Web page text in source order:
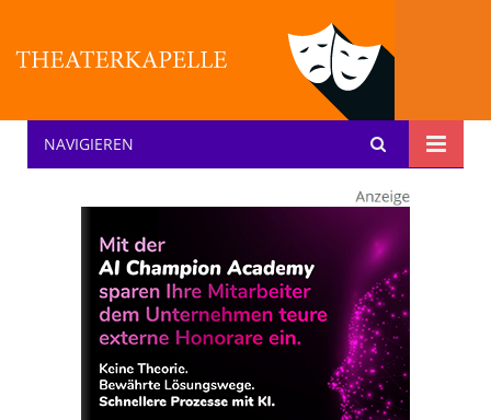
Theater: [KA] :pelle
NAVIGIEREN